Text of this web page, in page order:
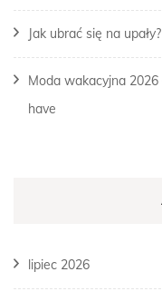
Jak ubrać się na
Moda wakacyjna
have
lipiec 2026